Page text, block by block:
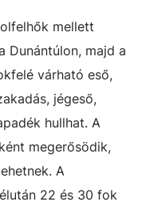
mellett
Dunántúlon, majd a
várható eső,
jégeső,
hullhat. A
megerősödik,
A
22 és 30 fok